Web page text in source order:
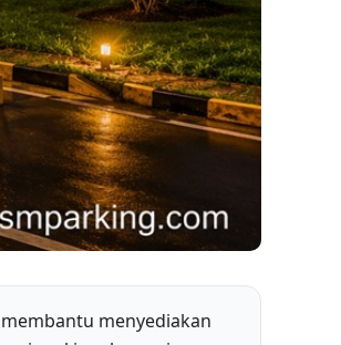
membantu menyediakan